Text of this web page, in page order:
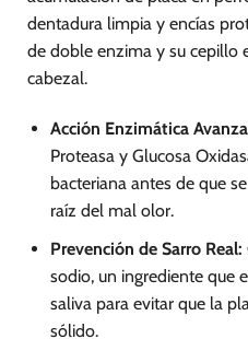
dentadura limpia y encías
de doble enzima y su cepillo
cabezal.
Acción Enzimática
Proteasa y Glucosa
bacteriana antes de que
raíz del mal olor.
Prevención de Sarro Real:
sodio, un ingrediente que
saliva para evitar que la
sólido.